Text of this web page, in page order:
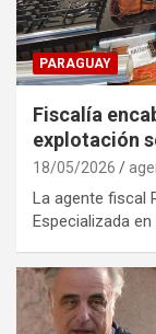
PARAGUAY
Fiscalía
explotación
18/05/2026
La agente fiscal
Especializada